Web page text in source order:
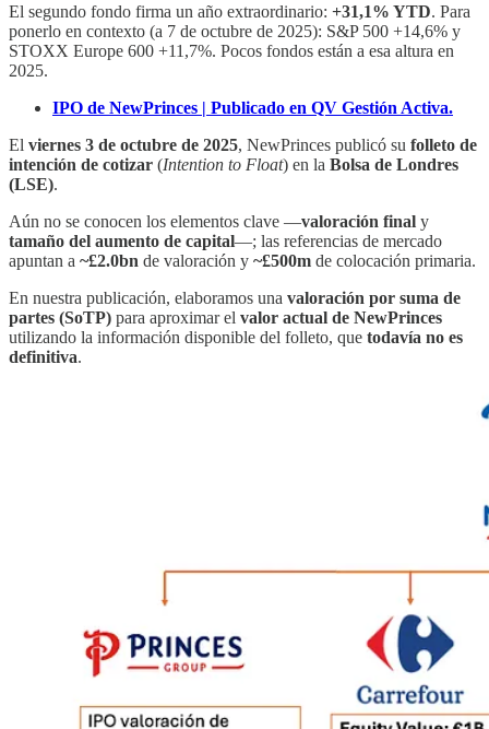
El segundo fondo firma un año extraordinario: +31,1% YTD. Para
ponerlo en contexto (a 7 de octubre de 2025): S&P 500 +14,6% y
STOXX Europe 600 +11,7%. Pocos fondos están a esa altura en
2025.
IPO de NewPrinces | Publicado en QV Gestión Activa.
El viernes 3 de octubre de 2025, NewPrinces publicó su folleto de
intención de cotizar (Intention to Float) en la Bolsa de Londres
(LSE).
Aún no se conocen los elementos clave —valoración final y
tamaño del aumento de capital—; las referencias de mercado
apuntan a ~£2.0bn de valoración y ~£500m de colocación primaria.
En nuestra publicación, elaboramos una valoración por suma de
partes (SoTP) para aproximar el valor actual de NewPrinces
utilizando la información disponible del folleto, que todavía no es
definitiva.